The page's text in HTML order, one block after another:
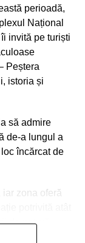
perioadă,
Național
invită pe turiști
Peștera
istoria și
să admire
de-a lungul a
încărcat de
zona oferă
de natură,